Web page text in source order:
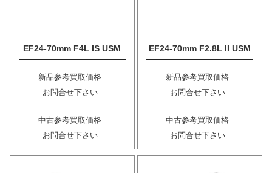
EF24-70mm F4L IS USM
新品参考買取価格
お問合せ下さい
中古参考買取価格
お問合せ下さい
EF24-70mm F2.8L II USM
新品参考買取価格
お問合せ下さい
中古参考買取価格
お問合せ下さい